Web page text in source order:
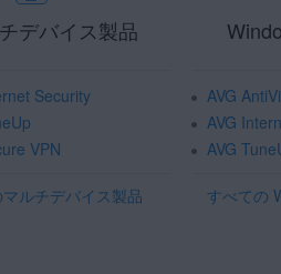
デバイス製品
Security
VPN
ルチデバイス製品
AVG
AVG
AVG
すべての